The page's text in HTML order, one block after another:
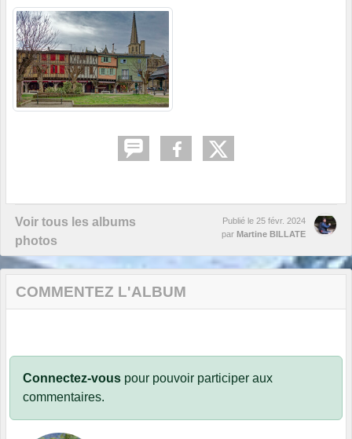
Voir tous les albums
photos
Publié le 25 févr. 2024
par Martine BILLATE
COMMENTEZ L'ALBUM
Connectez-vous pour pouvoir participer aux
commentaires.